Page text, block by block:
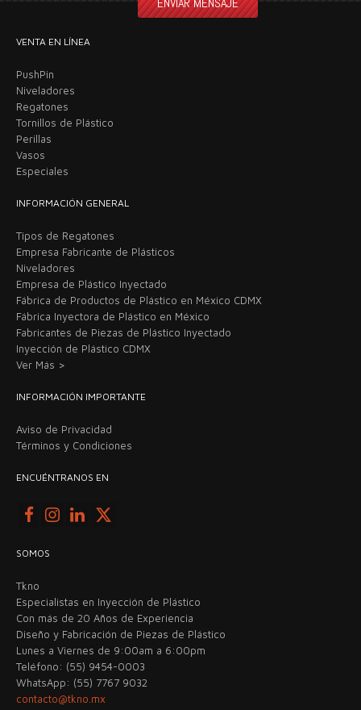
VENTA EN LÍNEA
PushPin
Niveladores
Regatones
Tornillos de Plástico
Perillas
Vasos
Especiales
INFORMACIÓN GENERAL
Tipos de Regatones
Empresa Fabricante de Plásticos
Niveladores
Empresa de Plástico Inyectado
Fábrica de Productos de Plástico en México CDMX
Fábrica Inyectora de Plástico en México
Fabricantes de Piezas de Plástico Inyectado
Inyección de Plástico CDMX
Ver Más >
INFORMACIÓN IMPORTANTE
Aviso de Privacidad
Términos y Condiciones
ENCUÉNTRANOS EN
SOMOS
Tkno
Especialistas en Inyección de Plástico
Con más de 20 Años de Experiencia
Diseño y Fabricación de Piezas de Plástico
Lunes a Viernes de 9:00am a 6:00pm
Teléfono: (55) 9454-0003
WhatsApp: (55) 7767 9032
contacto@tkno.mx